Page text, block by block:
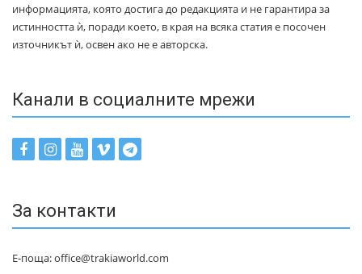
информацията, която достига до редакцията и не гарантира за
истинността ѝ, поради което, в края на всяка статия е посочен
източникът ѝ, освен ако не е авторска.
Канали в социалните мрежи
За контакти
Е-поща: office@trakiaworld.com